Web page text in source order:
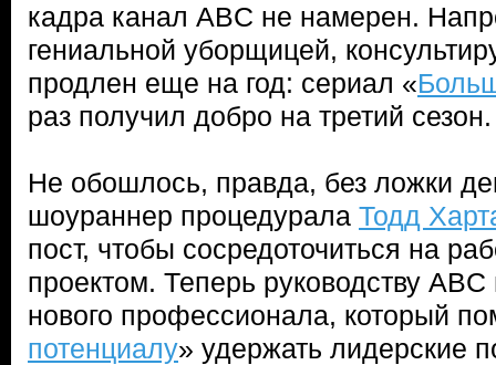
кадра канал ABC не намерен.
гениальной уборщицей,
продлен еще на год: сериал «
раз получил добро на третий сезон.
Не обошлось, правда, без ложки
шоураннер процедурала Тодд
пост, чтобы сосредоточиться на
проектом. Теперь руководству ABC
нового профессионала, который
потенциалу» удержать лидерские